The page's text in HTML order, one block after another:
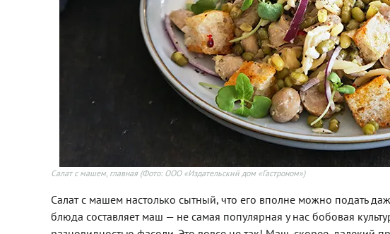
Салат с машем, главная (Фото: ООО «Издательский дом «Гастроном»)
Салат с машем настолько сытный, что его вполне можно подать
блюда составляет маш — не самая популярная у нас бобовая